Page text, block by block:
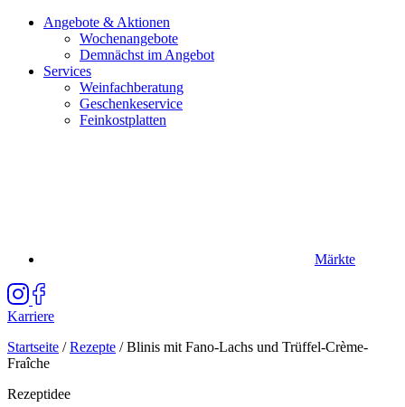
Angebote & Aktionen
Wochenangebote
Demnächst im Angebot
Services
Weinfachberatung
Geschenkeservice
Feinkostplatten
Märkte
Karriere
Startseite /Rezepte /Blinis mit Fano-Lachs und Trüffel-Crème-
Fraîche
Rezeptidee